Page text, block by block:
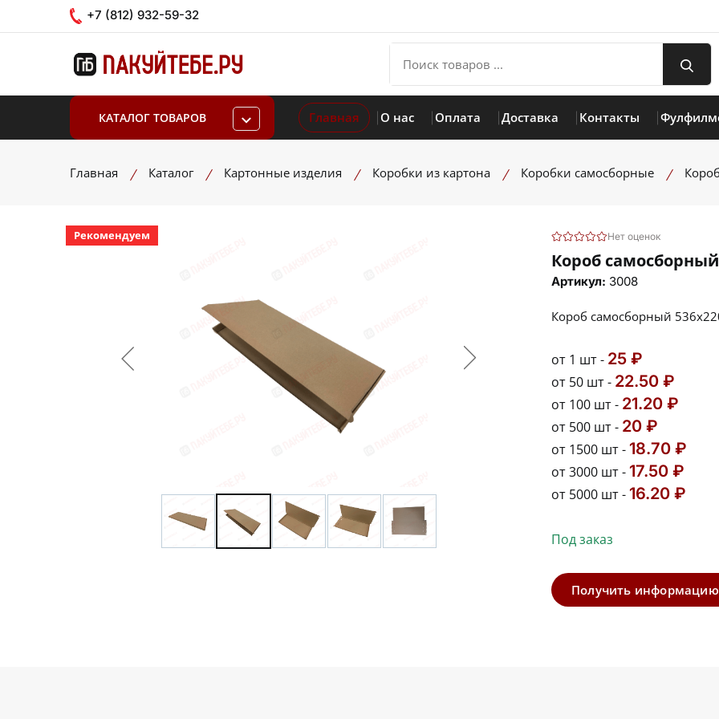
+7 (812) 932-59-32
КАТАЛОГ ТОВАРОВ Главная О нас Оплата Доставка Контакты
Главная Каталог Картонные изделия Коробки из картона Коробки самосборные
Рекомендуем Нет оценок
Короб
Артикул: 3008
Короб самосборный
от 1 шт - 25 ₽
от 50 шт - 22.50 ₽
от 100 шт - 21.20 ₽
от 500 шт - 20 ₽
от 1500 шт - 18.70 ₽
от 3000 шт - 17.50 ₽
от 5000 шт - 16.20 ₽
Под заказ
Получить информацию